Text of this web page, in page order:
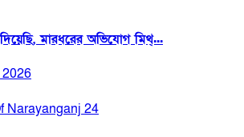
মারধরের অভিযোগ মিথ্...
2026
Narayanganj 24